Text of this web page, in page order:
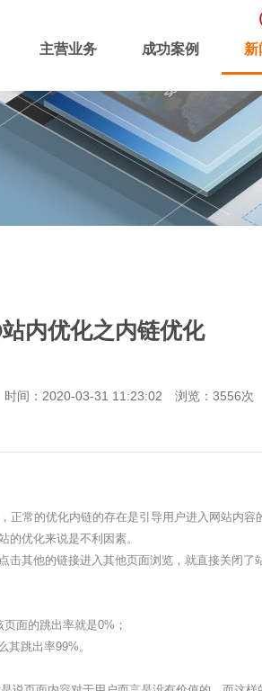
主营业务 成功案例 新
域名注册 虚拟
内优化之内链优化
间：2020-03-31 11:23:02 浏览：3556次
常的优化内链的存在是引导用户进入网站内容
优化来说是不利因素。
其他的链接进入其他页面浏览，就直接关闭了
面的跳出率就是0%；
跳出率99%。